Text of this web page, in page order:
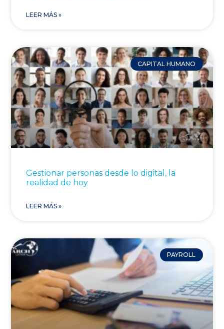
LEER MÁS »
CAPITAL HUMANO
Gestionar personas desde lo digital, la
realidad de hoy
LEER MÁS »
PAYROLL